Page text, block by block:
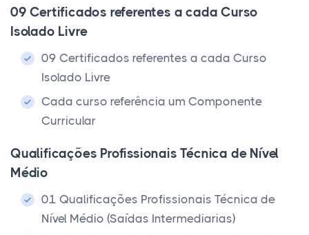
09 Certificados referentes a cada Curso
Isolado Livre
09 Certificados referentes a cada Curso
Isolado Livre
Cada curso referência um Componente
Curricular
Qualificações Profissionais Técnica de Nível
Médio
01 Qualificações Profissionais Técnica de
Nível Médio (Saídas Intermediarias)